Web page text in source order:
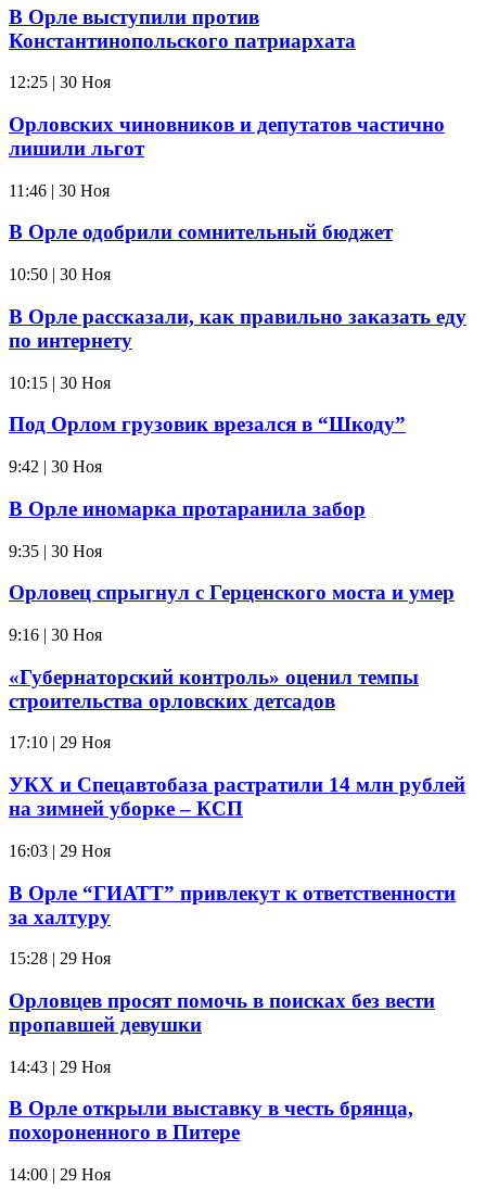
В Орле выступили против
Константинопольского патриархата
12:25 | 30 Ноя
Орловских чиновников и депутатов частично
лишили льгот
11:46 | 30 Ноя
В Орле одобрили сомнительный бюджет
10:50 | 30 Ноя
В Орле рассказали, как правильно заказать еду
по интернету
10:15 | 30 Ноя
Под Орлом грузовик врезался в “Шкоду”
9:42 | 30 Ноя
В Орле иномарка протаранила забор
9:35 | 30 Ноя
Орловец спрыгнул с Герценского моста и умер
9:16 | 30 Ноя
«Губернаторский контроль» оценил темпы
строительства орловских детсадов
17:10 | 29 Ноя
УКХ и Спецавтобаза растратили 14 млн рублей
на зимней уборке – КСП
16:03 | 29 Ноя
В Орле “ГИАТТ” привлекут к ответственности
за халтуру
15:28 | 29 Ноя
Орловцев просят помочь в поисках без вести
пропавшей девушки
14:43 | 29 Ноя
В Орле открыли выставку в честь брянца,
похороненного в Питере
14:00 | 29 Ноя